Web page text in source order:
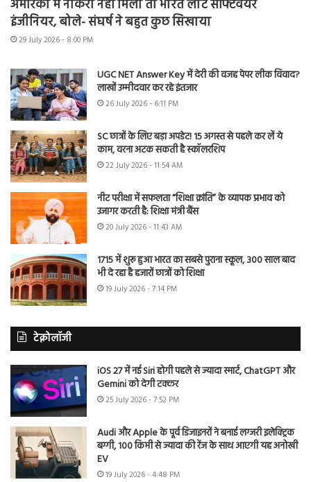
अमेरिका में नौकरी नहीं मिली तो भारत लौटे सॉफ्टवेयर
इंजीनियर, बोले- संघर्ष ने बहुत कुछ सिखाया
29 July 2026 - 8:00 PM
UGC NET Answer Key में देरी की वजह पेपर लीक विवाद?
लाखों उम्मीदवार कर रहे इंतजार
26 July 2026 - 6:11 PM
SC छात्रों के लिए बड़ा अपडेट! 15 अगस्त से पहले कर लें ये
काम, वरना अटक सकती है स्कॉलरशिप
22 July 2026 - 11:54 AM
नीट परीक्षा में सफलता “शिक्षा क्रांति” के व्यापक प्रभाव को
उजागर करती है: शिक्षा मंत्री बैंस
20 July 2026 - 11:43 AM
1715 में शुरू हुआ भारत का सबसे पुराना स्कूल, 300 साल बाद
भी दे रहा है हजारों छात्रों को शिक्षा
19 July 2026 - 7:14 PM
टेक्नोलॉजी
iOS 27 में नई Siri होगी पहले से ज्यादा स्मार्ट, ChatGPT और
Gemini को देगी टक्कर
25 July 2026 - 7:52 PM
Audi और Apple के पूर्व डिजाइनरों ने बनाई लग्जरी इलेक्ट्रिक
बग्गी, 100 किमी से ज्यादा की रेंज के साथ आएगी यह अनोखी
EV
19 July 2026 - 4:48 PM